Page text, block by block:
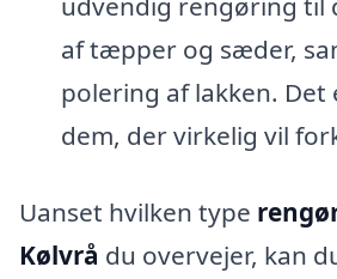
af tæpper og sæder,
polering af lakken.
dem, der virkelig vil
Uanset hvilken type
Kølvrå du overvejer, kan